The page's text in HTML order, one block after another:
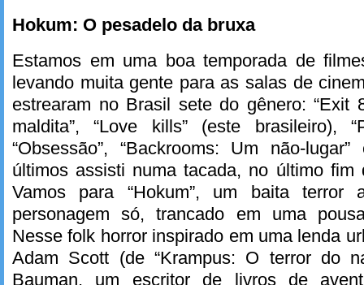
Hokum: O pesadelo da bruxa
Estamos em uma boa temporada de
levando muita gente para as salas de
estrearam no Brasil sete do gênero: “Exit
maldita”, “Love kills” (este brasileiro),
“Obsessão”, “Backrooms: Um não-
últimos assisti numa tacada, no último fim
Vamos para “Hokum”, um baita terror
personagem só, trancado em uma
Nesse folk horror inspirado em uma lenda
Adam Scott (de “Krampus: O terror do
Bauman, um escritor de livros de